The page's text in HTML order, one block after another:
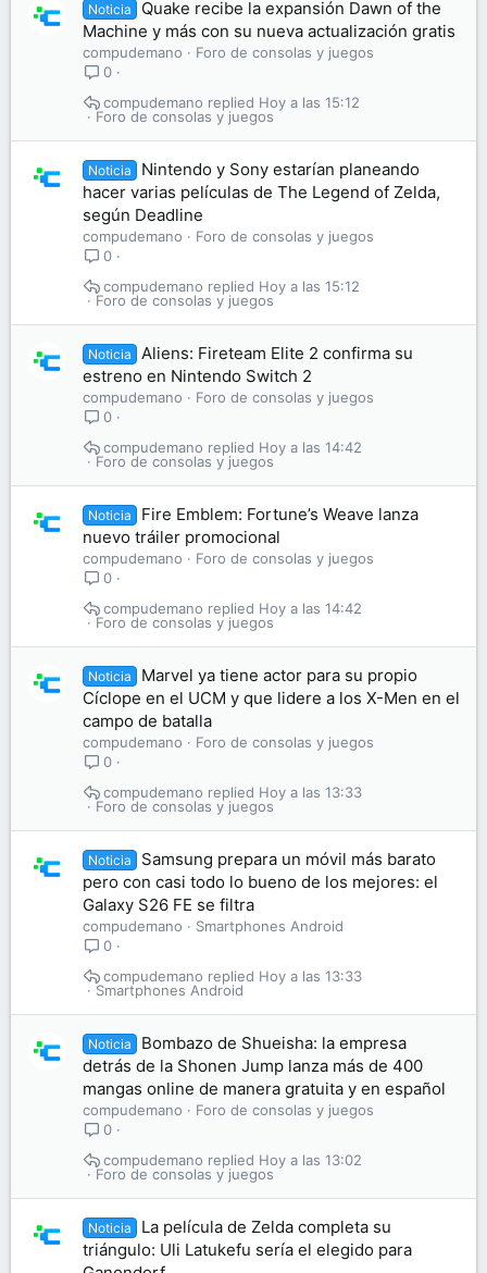
Noticia
Quake recibe la expansión Dawn of the
Machine y más con su nueva actualización gratis
compudemano
Foro de consolas y juegos
0
Foro de consolas y juegos
Hoy a las 15:12
compudemano
Noticia
Nintendo y Sony estarían planeando
hacer varias películas de The Legend of Zelda,
según Deadline
compudemano
Foro de consolas y juegos
0
Foro de consolas y juegos
Hoy a las 15:12
compudemano
Noticia
Aliens: Fireteam Elite 2 confirma su
estreno en Nintendo Switch 2
compudemano
Foro de consolas y juegos
0
Foro de consolas y juegos
Hoy a las 14:42
compudemano
Noticia
Fire Emblem: Fortune’s Weave lanza
nuevo tráiler promocional
compudemano
Foro de consolas y juegos
0
Foro de consolas y juegos
Hoy a las 14:42
compudemano
Noticia
Marvel ya tiene actor para su propio
Cíclope en el UCM y que lidere a los X-Men en el
campo de batalla
compudemano
Foro de consolas y juegos
0
Foro de consolas y juegos
Hoy a las 13:33
compudemano
Noticia
Samsung prepara un móvil más barato
pero con casi todo lo bueno de los mejores: el
Galaxy S26 FE se filtra
compudemano
Smartphones Android
0
Smartphones Android
Hoy a las 13:33
compudemano
Noticia
Bombazo de Shueisha: la empresa
detrás de la Shonen Jump lanza más de 400
mangas online de manera gratuita y en español
compudemano
Foro de consolas y juegos
0
Foro de consolas y juegos
Hoy a las 13:02
compudemano
Noticia
La película de Zelda completa su
triángulo: Uli Latukefu sería el elegido para